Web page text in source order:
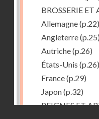
BROSSERIE ET
Allemagne(p.22)
Angleterre(p.25)
Autriche(p.26)
États-Unis (p.26)
France(p.29)
Japon(p.32)
PEIGNES ET